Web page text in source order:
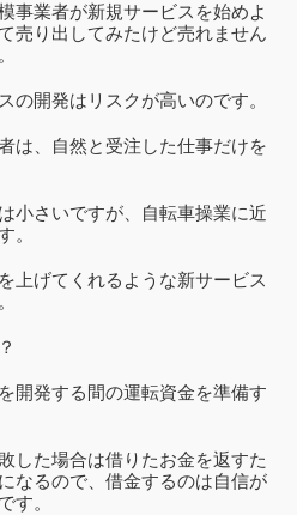
事業者が新規サービスを始めよ
売り出してみたけど売れません
の開発はリスクが高いのです。
は、自然と受注した仕事だけを
小さいですが、自転車操業に近
。
上げてくれるような新サービス
開発する間の運転資金を準備す
した場合は借りたお金を返すた
なるので、借金するのは自信が
す。